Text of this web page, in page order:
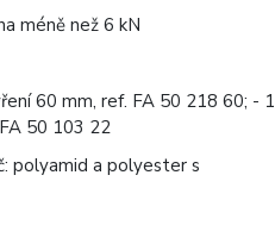
méně než 6 kN
60 mm, ref. FA 50 218 60; - 1
50 103 22
polyamid a polyester s